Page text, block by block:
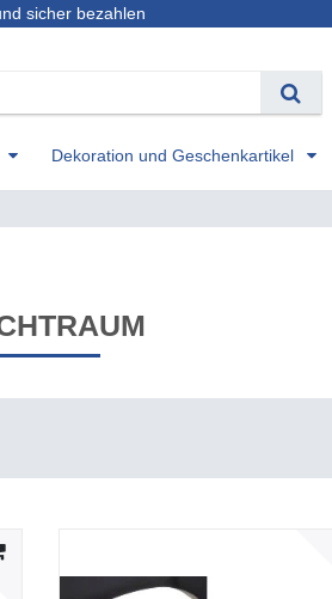
sicher bezahlen
Dekoration und Geschenkartikel